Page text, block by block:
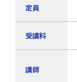
定員
受講料
講師